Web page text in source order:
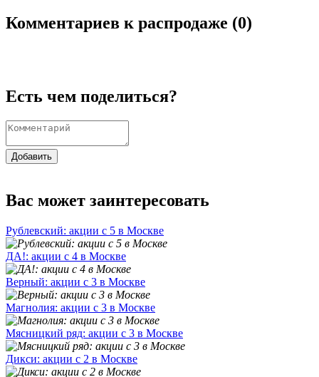
Комментариев к распродаже (0)
Есть чем поделиться?
Добавить
Вас может заинтересовать
Рублевский: акции с 5 в Москве
ДА!: акции с 4 в Москве
Верный: акции с 3 в Москве
Магнолия: акции с 3 в Москве
Мясницкий ряд: акции с 3 в Москве
Дикси: акции с 2 в Москве